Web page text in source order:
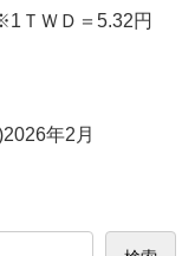
ＴＷＤ＝5.32円
年2月